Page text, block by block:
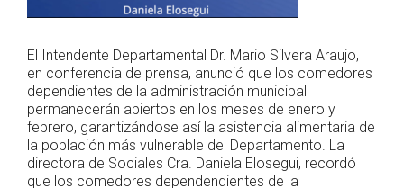
El Intendente Departamental Dr. Mario Silvera Araujo,
en conferencia de prensa, anunció que los comedores
dependientes de la administración municipal
permanecerán abiertos en los meses de enero y
febrero, garantizándose así la asistencia alimentaria de
la población más vulnerable del Departamento. La
directora de Sociales Cra. Daniela Elosegui, recordó
que los comedores dependendientes de la